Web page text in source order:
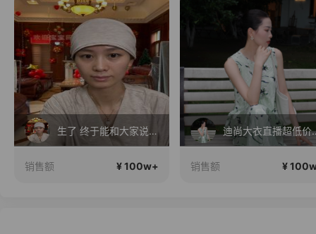
生了 终于能和大家说说话了
销售额 ¥ 100w+
迪尚大衣
销售额 ¥